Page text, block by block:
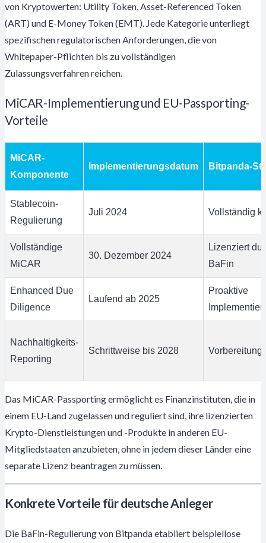
von Kryptowerten: Utility Token, Asset-Referenced Token
(ART) und E-Money Token (EMT). Jede Kategorie unterliegt
spezifischen regulatorischen Anforderungen, die von
Whitepaper-Pflichten bis zu vollständigen
Zulassungsverfahren reichen.
MiCAR-Implementierung und EU-Passporting-
Vorteile
MiCAR-
Komponente
Implementierungsdatum Bitpanda-
Stablecoin-
Regulierung
Juli 2024 Vollständig
Vollständige
MiCAR
30. Dezember 2024
Lizenziert
BaFin
Enhanced Due
Diligence
Laufend ab 2025
Proaktive
Nachhaltigkeits-
Reporting
Schrittweise bis 2028
Das MiCAR-Passporting ermöglicht es Finanzinstituten, die in
einem EU-Land zugelassen und reguliert sind, ihre lizenzierten
Krypto-Dienstleistungen und -Produkte in anderen EU-
Mitgliedstaaten anzubieten, ohne in jedem dieser Länder eine
separate Lizenz beantragen zu müssen.
Konkrete Vorteile für deutsche Anleger
Die BaFin-Regulierung von Bitpanda etabliert beispiellose